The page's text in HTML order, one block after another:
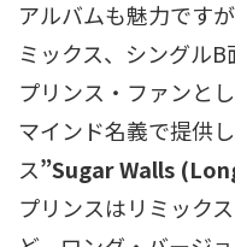
アルバムも魅力です
ミックス、シングルB
プリンス・ファンと
マインド名義で提供
ス”Sugar Walls
プリンスはリミック